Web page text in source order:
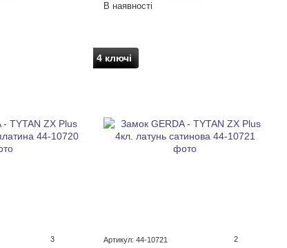
В наявності
3
4 ключі
Артикул: 44-10721 2